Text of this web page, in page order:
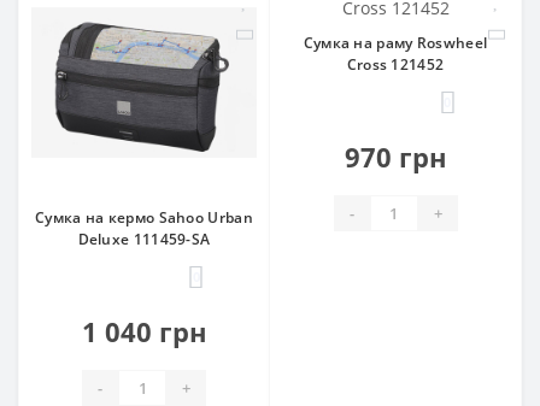
Сумка на кермо Sahoo Urban
Deluxe 111459-SA
1 040 грн
- +
Сумка на раму Roswheel
Cross 121452
970 грн
- +